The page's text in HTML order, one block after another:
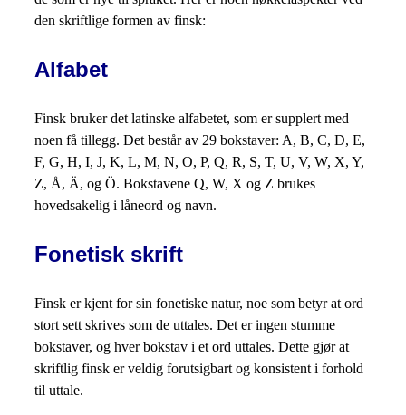
den skriftlige formen av finsk:
Alfabet
Finsk bruker det latinske alfabetet, som er supplert med
noen få tillegg. Det består av 29 bokstaver: A, B, C, D, E,
F, G, H, I, J, K, L, M, N, O, P, Q, R, S, T, U, V, W, X, Y,
Z, Å, Ä, og Ö. Bokstavene Q, W, X og Z brukes
hovedsakelig i låneord og navn.
Fonetisk skrift
Finsk er kjent for sin fonetiske natur, noe som betyr at ord
stort sett skrives som de uttales. Det er ingen stumme
bokstaver, og hver bokstav i et ord uttales. Dette gjør at
skriftlig finsk er veldig forutsigbart og konsistent i forhold
til uttale.